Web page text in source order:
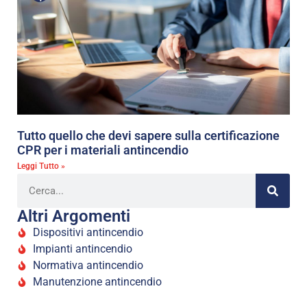
Tutto quello che devi sapere sulla certificazione
CPR per i materiali antincendio
Leggi Tutto »
Altri Argomenti
Dispositivi antincendio
Impianti antincendio
Normativa antincendio
Manutenzione antincendio